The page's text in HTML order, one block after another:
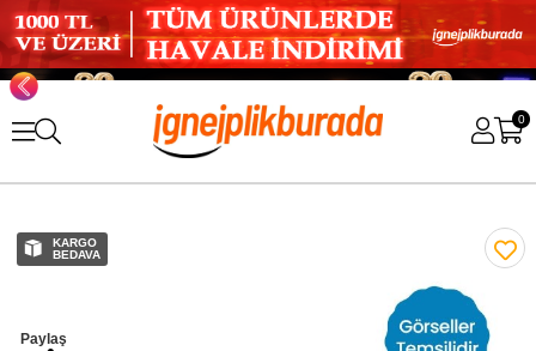
0
KARGO
BEDAVA
Paylaş